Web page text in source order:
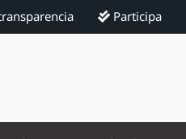
Participa